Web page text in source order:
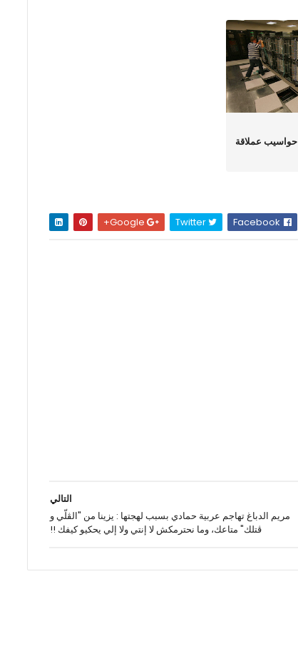
تعرف على أقوى 4 حواسيب عملاقة
Twitter
التالي
مريم الدباغ تهاجم عربية حمادي بسبب لهجتها : يزينا من "الڨلّي و
ڨتلك" متاعك، وما نحترمكش لا إنتي ولا إلي يحكيو كيفك !!